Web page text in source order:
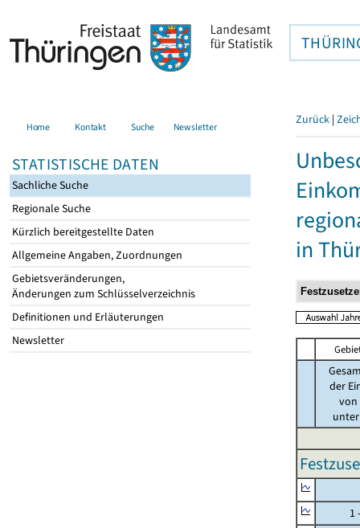
Home Kontakt Suche Newsletter
STATISTISCHE DATEN
Sachliche Suche
Regionale Suche
Kürzlich bereitgestellte Daten
Allgemeine Angaben, Zuordnungen
Gebietsveränderungen,
Änderungen zum Schlüsselverzeichnis
Definitionen und Erläuterungen
Newsletter
Zurück |
in
der
von
unter
1 -